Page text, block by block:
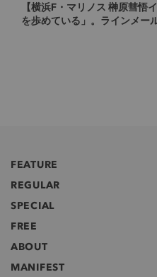
【横浜F・マリノス 榊原彗悟
を歩めている」。ラインメー
FEATURE
REGULAR
SPECIAL
FREE
ABOUT
MANIFEST